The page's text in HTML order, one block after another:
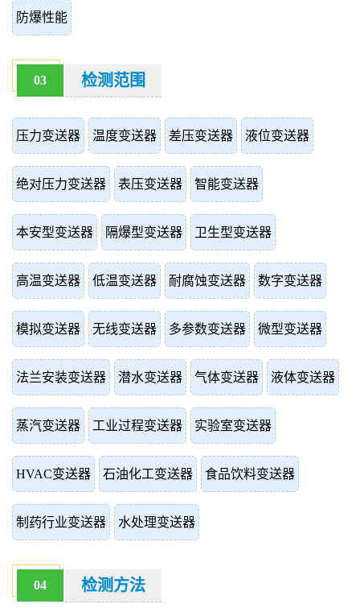
防爆性能
03 检测范围
压力变送器 温度变送器 差压变送器 液位变送器
绝对压力变送器 表压变送器 智能变送器
本安型变送器 隔爆型变送器 卫生型变送器
高温变送器 低温变送器 耐腐蚀变送器 数字变送器
模拟变送器 无线变送器 多参数变送器 微型变送器
法兰安装变送器 潜水变送器 气体变送器 液体变送器
蒸汽变送器 工业过程变送器 实验室变送器
HVAC变送器 石油化工变送器 食品饮料变送器
制药行业变送器 水处理变送器
04 检测方法